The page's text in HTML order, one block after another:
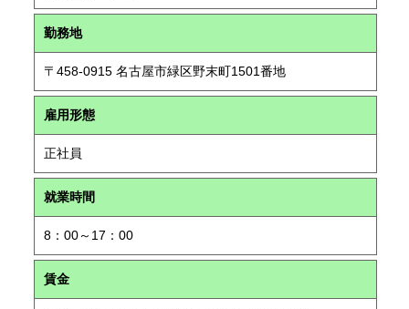
勤務地
〒458-0915 名古屋市緑区野末町1501番地
雇用形態
正社員
就業時間
8：00～17：00
賃金